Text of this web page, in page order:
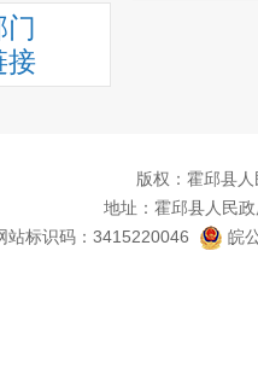
门
接
版权：霍邱县
地址：霍邱县人民
站标识码：3415220046
皖